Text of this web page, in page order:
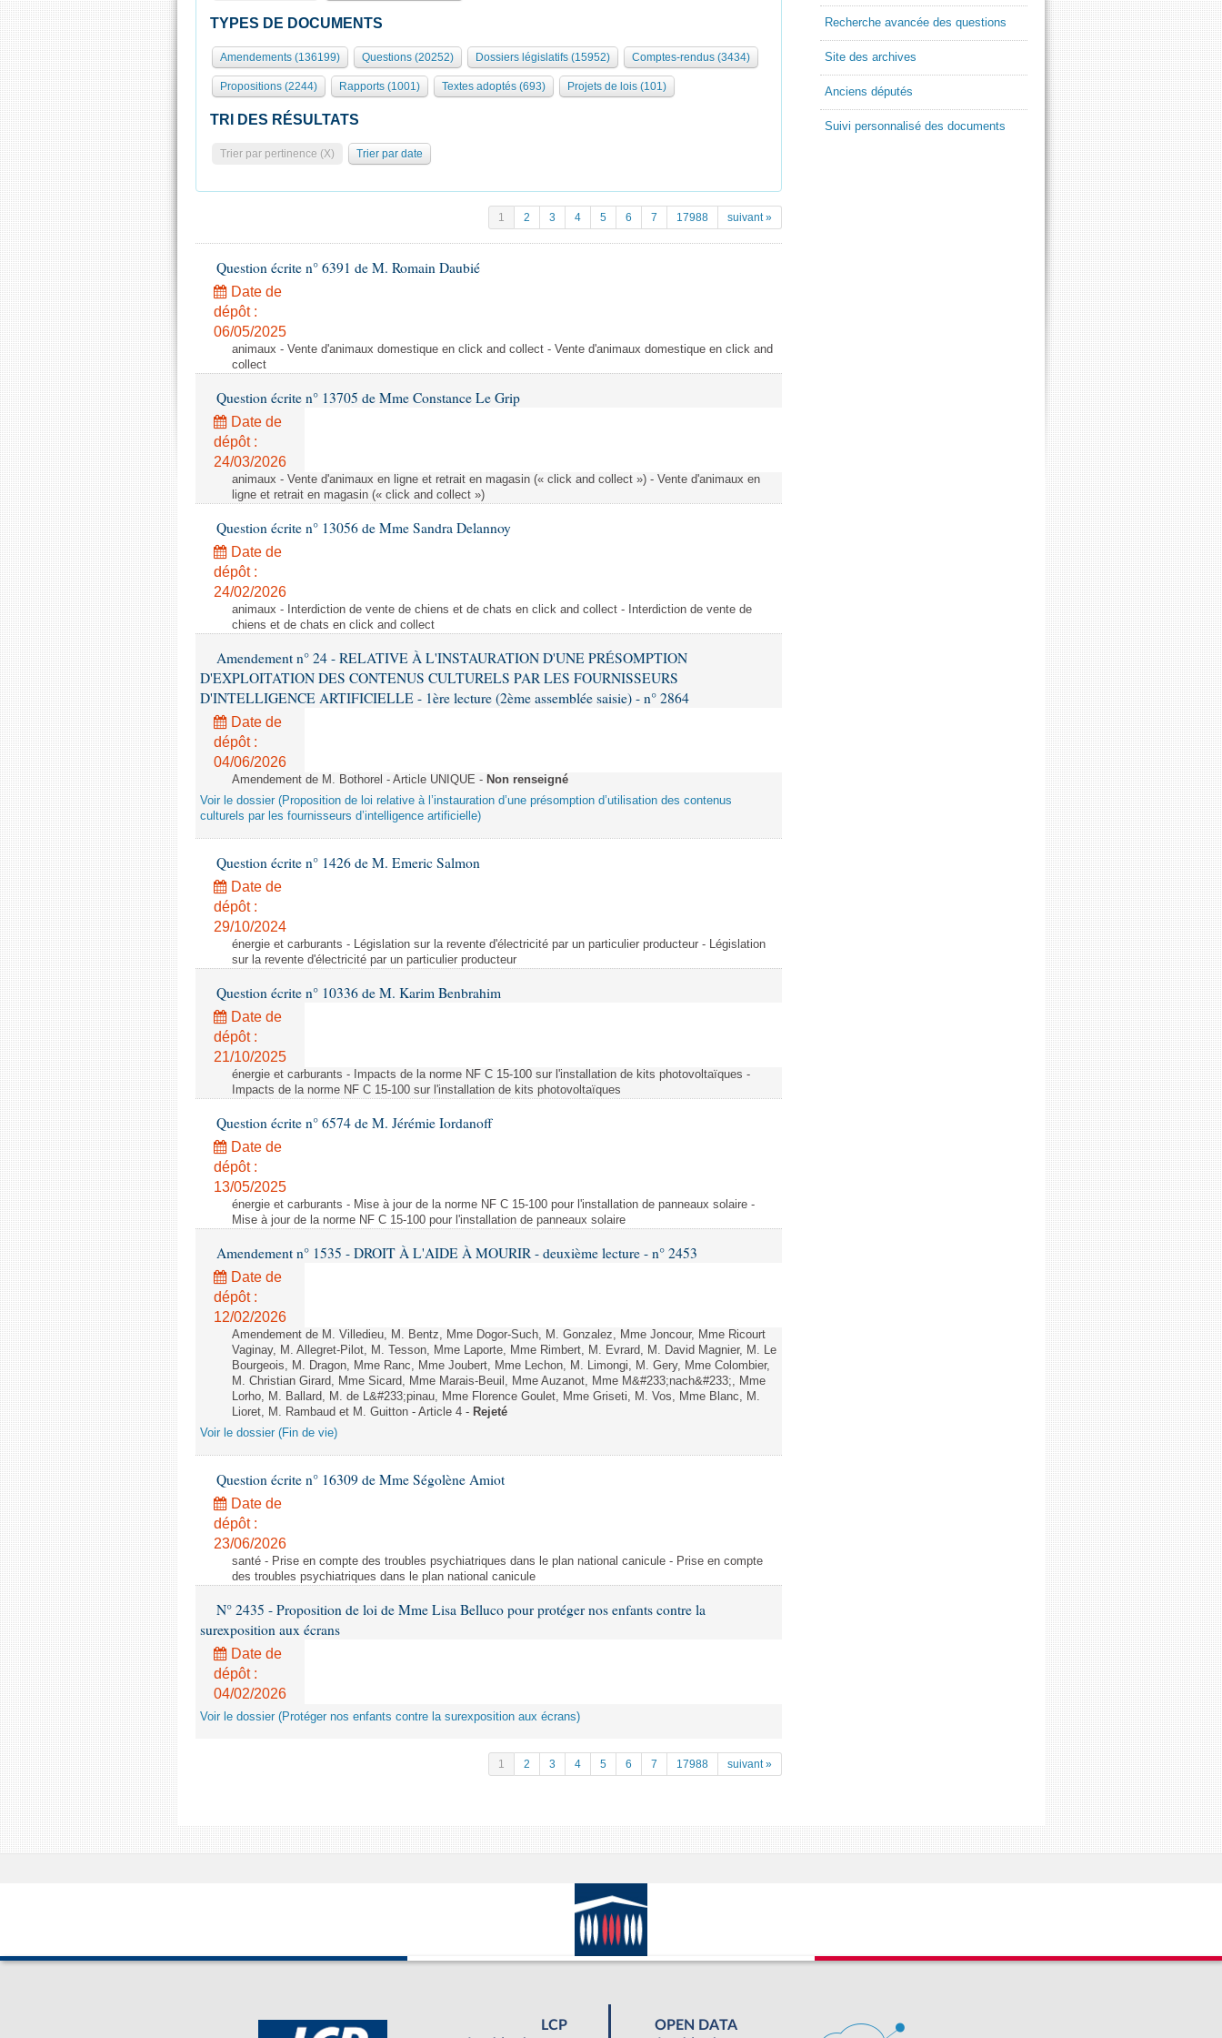
TYPES DE DOCUMENTS
Amendements (136199) Questions (20252) Dossiers législatifs (15952) Comptes-rendus (3434)
Propositions (2244) Rapports (1001) Textes adoptés (693) Projets de lois (101)
TRI DES RÉSULTATS
Trier par pertinence (X) Trier par date
1 2 3 4 5 6 7 17988 suivant »
Question écrite n° 6391 de M. Romain Daubié
Date de
dépôt :
06/05/2025
animaux - Vente d'animaux domestique en click and collect - Vente d'animaux domestique en click and
collect
Question écrite n° 13705 de Mme Constance Le Grip
Date de
dépôt :
24/03/2026
animaux - Vente d'animaux en ligne et retrait en magasin (« click and collect ») - Vente d'animaux en
ligne et retrait en magasin (« click and collect »)
Question écrite n° 13056 de Mme Sandra Delannoy
Date de
dépôt :
24/02/2026
animaux - Interdiction de vente de chiens et de chats en click and collect - Interdiction de vente de
chiens et de chats en click and collect
Amendement n° 24 - RELATIVE À L'INSTAURATION D'UNE PRÉSOMPTION
D'EXPLOITATION DES CONTENUS CULTURELS PAR LES FOURNISSEURS
D'INTELLIGENCE ARTIFICIELLE - 1ère lecture (2ème assemblée saisie) - n° 2864
Date de
dépôt :
04/06/2026
Amendement de M. Bothorel - Article UNIQUE - Non renseigné
Voir le dossier (Proposition de loi relative à l’instauration d’une présomption d’utilisation des contenus
culturels par les fournisseurs d’intelligence artificielle)
Question écrite n° 1426 de M. Emeric Salmon
Date de
dépôt :
29/10/2024
énergie et carburants - Législation sur la revente d'électricité par un particulier producteur - Législation
sur la revente d'électricité par un particulier producteur
Question écrite n° 10336 de M. Karim Benbrahim
Date de
dépôt :
21/10/2025
énergie et carburants - Impacts de la norme NF C 15-100 sur l'installation de kits photovoltaïques -
Impacts de la norme NF C 15-100 sur l'installation de kits photovoltaïques
Question écrite n° 6574 de M. Jérémie Iordanoff
Date de
dépôt :
13/05/2025
énergie et carburants - Mise à jour de la norme NF C 15-100 pour l'installation de panneaux solaire -
Mise à jour de la norme NF C 15-100 pour l'installation de panneaux solaire
Amendement n° 1535 - DROIT À L'AIDE À MOURIR - deuxième lecture - n° 2453
Date de
dépôt :
12/02/2026
Amendement de M. Villedieu, M. Bentz, Mme Dogor-Such, M. Gonzalez, Mme Joncour, Mme Ricourt
Vaginay, M. Allegret-Pilot, M. Tesson, Mme Laporte, Mme Rimbert, M. Evrard, M. David Magnier, M. Le
Bourgeois, M. Dragon, Mme Ranc, Mme Joubert, Mme Lechon, M. Limongi, M. Gery, Mme Colombier,
M. Christian Girard, Mme Sicard, Mme Marais-Beuil, Mme Auzanot, Mme M&#233;nach&#233;, Mme
Lorho, M. Ballard, M. de L&#233;pinau, Mme Florence Goulet, Mme Griseti, M. Vos, Mme Blanc, M.
Lioret, M. Rambaud et M. Guitton - Article 4 - Rejeté
Voir le dossier (Fin de vie)
Question écrite n° 16309 de Mme Ségolène Amiot
Date de
dépôt :
23/06/2026
santé - Prise en compte des troubles psychiatriques dans le plan national canicule - Prise en compte
des troubles psychiatriques dans le plan national canicule
N° 2435 - Proposition de loi de Mme Lisa Belluco pour protéger nos enfants contre la
surexposition aux écrans
Date de
dépôt :
04/02/2026
Voir le dossier (Protéger nos enfants contre la surexposition aux écrans)
1 2 3 4 5 6 7 17988 suivant »
Recherche avancée des questions
Site des archives
Anciens députés
Suivi personnalisé des documents
LCP
OPEN DATA